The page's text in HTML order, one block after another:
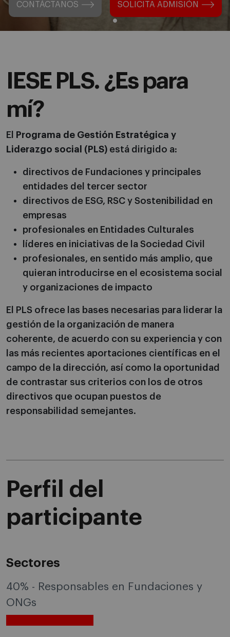
CONTÁCTANOS SOLICITA ADMISIÓN
IESE PLS. ¿Es para
mí?
El
Programa de Gestión Estratégica y
Liderazgo social (PLS) está dirigido a:
directivos de Fundaciones y principales
entidades del tercer sector
directivos de ESG, RSC y Sostenibilidad en
empresas
profesionales en Entidades Culturales
líderes en iniciativas de la Sociedad Civil
profesionales, en sentido más amplio, que
quieran introducirse en el ecosistema social
y organizaciones de impacto
El PLS ofrece las bases necesarias para liderar la
gestión de la organización de manera
coherente, de acuerdo con su experiencia y con
las más recientes aportaciones científicas en el
campo de la dirección, así como la oportunidad
de contrastar sus criterios con los de otros
directivos que ocupan puestos de
responsabilidad semejantes.
Perfil del
participante
Sectores
40% - Responsables en Fundaciones y
ONGs